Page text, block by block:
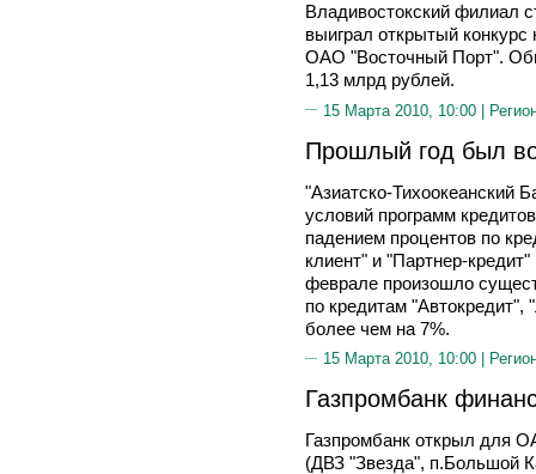
Владивостокский филиал
выиграл открытый
ОАО "Восточный Порт".
1,13 млрд рублей.
15 Марта 2010, 10:00 |
Прошлый год был
"Азиатско-Тихоокеанский
условий программ
падением процентов по
клиент" и "Партнер-
феврале произошло
по кредитам
более чем на 7%.
15 Марта 2010, 10:00 |
Газпромбанк
Газпромбанк открыл для
(ДВЗ "Звезда", п.Большой